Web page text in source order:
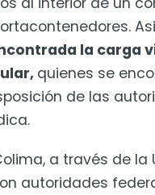
la carga
quienes se
de las
a través de
autoridades